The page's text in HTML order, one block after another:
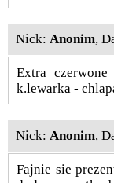
Nick: Anonim,
Extra
k.lewarka -
Nick: Anonim,
Fajnie sie